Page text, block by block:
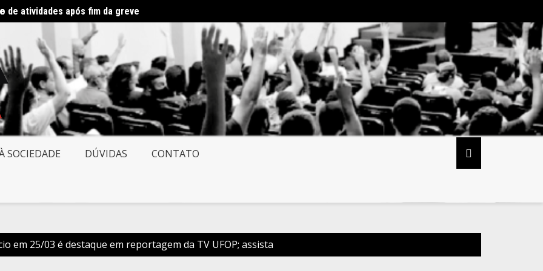
de atividades após fim da greve
SOCIEDADE DÚVIDAS CONTATO
em 25/03 é destaque em reportagem da TV UFOP; assista